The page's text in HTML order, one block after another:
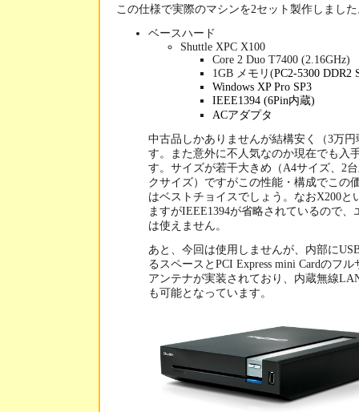
この仕様で実際のマシンを2セット製作しまし
ベースハード
Shuttle XPC X100
Core 2 Duo T7400 (2.16GHz)
1GB メモリ(PC2-5300 DDR2
Windows XP Pro SP3
IEEE1394 (6Pin内蔵)
ACアダプタ
中古品しかありませんが結構安く（3万
す。また意外に不人気なのか現在でも入
す。サイズが若干大きめ（A4サイズ、2
クサイズ）ですがこの性能・構成でこの
はベストチョイスでしょう。なおX200と
ますがIEEE1394が省略されているので、
は使えません。
あと、今回は使用しませんが、内部に
るスペースとPCI Express mini Cardのフ
アンテナが実装されており、内蔵無線
も可能となっています。